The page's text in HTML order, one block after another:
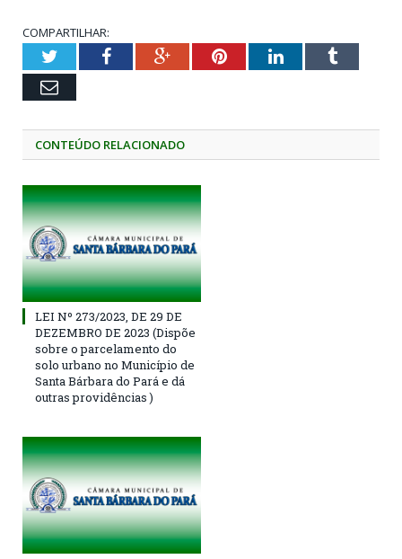
COMPARTILHAR:
TwitterFacebookGoogle+PinterestLinkedInTumblr
Email
CONTEÚDO RELACIONADO
LEI Nº 273/2023, DE 29 DE
DEZEMBRO DE 2023 (Dispõe
sobre o parcelamento do
solo urbano no Município de
Santa Bárbara do Pará e dá
outras providências )